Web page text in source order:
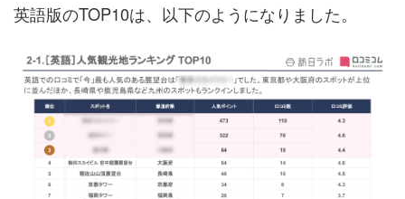
英語版のTOP10は、以下のようになりました。